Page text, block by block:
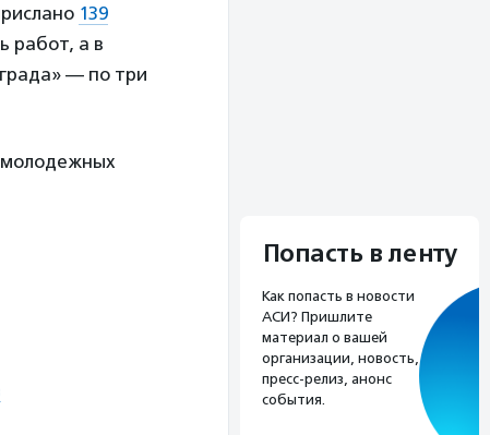
139
работ, а в
— по три
молодежных
Попасть в ленту
Как попасть в новости
АСИ? Пришлите
материал о вашей
организации, новость,
пресс-релиз, анонс
события.